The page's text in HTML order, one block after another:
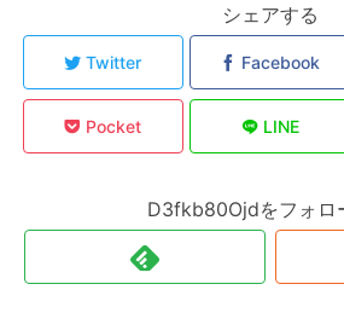
シェアする
Twitter Facebook
Pocket LINE
D3fkb80Ojdをフォロ